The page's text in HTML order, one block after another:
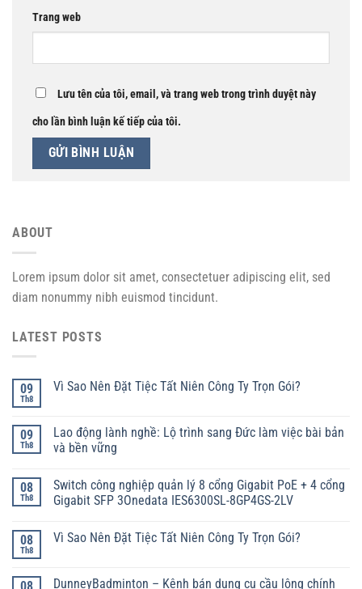
Trang web
Lưu tên của tôi, email, và trang web trong trình duyệt này
cho lần bình luận kế tiếp của tôi.
ABOUT
Lorem ipsum dolor sit amet, consectetuer adipiscing elit, sed
diam nonummy nibh euismod tincidunt.
LATEST POSTS
09
Th8
Vì Sao Nên Đặt Tiệc Tất Niên Công Ty Trọn Gói?
09
Th8
Lao động lành nghề: Lộ trình sang Đức làm việc bài bản
và bền vững
08
Th8
Switch công nghiệp quản lý 8 cổng Gigabit PoE + 4 cổng
Gigabit SFP 3Onedata IES6300SL-8GP4GS-2LV
08
Th8
Vì Sao Nên Đặt Tiệc Tất Niên Công Ty Trọn Gói?
DunneyBadminton – Kênh bán dụng cụ cầu lông chính